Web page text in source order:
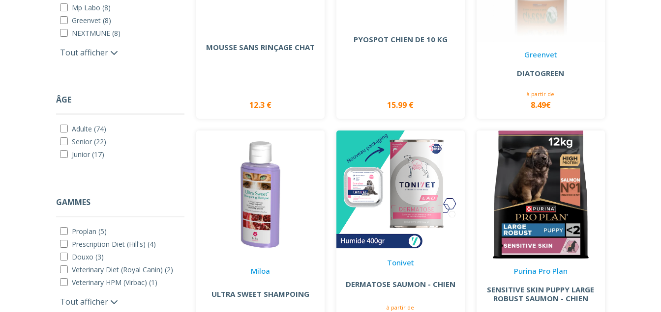
Mp Labo (8)
Greenvet (8)
NEXTMUNE (8)
Tout afficher
ÂGE
Adulte (74)
Senior (22)
Junior (17)
GAMMES
Proplan (5)
Prescription Diet (Hill's) (4)
Douxo (3)
Veterinary Diet (Royal Canin) (2)
Veterinary HPM (Virbac) (1)
Tout afficher
MOUSSE SANS RINÇAGE CHAT
12.3 €
PYOSPOT CHIEN DE 10 KG
15.99 €
Greenvet
DIATOGREEN
à partir de
8.49€
Miloa
ULTRA SWEET SHAMPOING
Tonivet
DERMATOSE SAUMON - CHIEN
à partir de
Purina Pro Plan
SENSITIVE SKIN PUPPY LARGE
ROBUST SAUMON - CHIEN